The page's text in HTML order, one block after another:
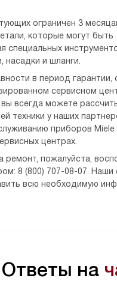
ограничен 3
которые могут быть
специальных
насадки и шланги.
в период гарантии,
сервисном
всегда можете
техники у наших
приборов
центрах.
пожалуйста,
8 (800) 707-08-07. Наши
всю необходимую
Ответы на